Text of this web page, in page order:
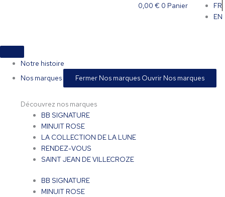
0,00 € 0 Panier
FR
EN
Notre histoire
Nos marques
Fermer Nos marques Ouvrir Nos marques
Découvrez nos marques
BB SIGNATURE
MINUIT ROSE
LA COLLECTION DE LA LUNE
RENDEZ-VOUS
SAINT JEAN DE VILLECROZE
BB SIGNATURE
MINUIT ROSE